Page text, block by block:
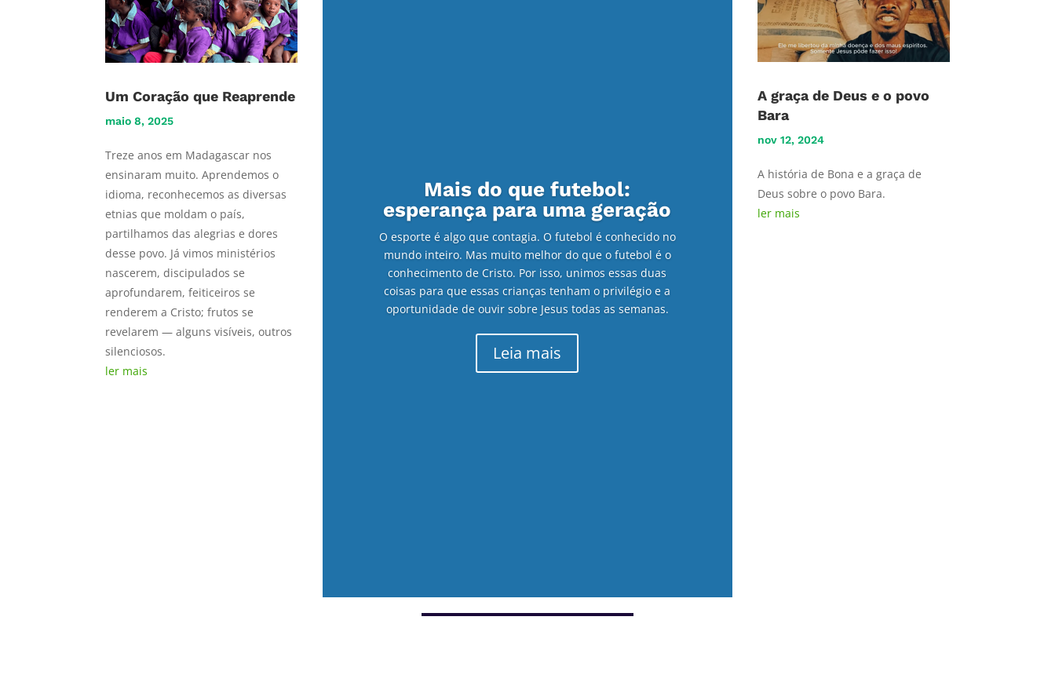
Um Coração que Reaprende
maio 8, 2025
Treze anos em Madagascar nos
ensinaram muito. Aprendemos o
idioma, reconhecemos as diversas
etnias que moldam o país,
partilhamos das alegrias e dores
desse povo. Já vimos ministérios
nascerem, discipulados se
aprofundarem, feiticeiros se
renderem a Cristo; frutos se
revelarem — alguns visíveis, outros
silenciosos.
ler mais
Mais do que futebol:
esperança para uma geração
O esporte é algo que contagia. O futebol é conhecido no
mundo inteiro. Mas muito melhor do que o futebol é o
conhecimento de Cristo. Por isso, unimos essas duas
coisas para que essas crianças tenham o privilégio e a
oportunidade de ouvir sobre Jesus todas as semanas.
Leia mais
A graça de Deus e o povo
Bara
nov 12, 2024
A história de Bona e a graça de
Deus sobre o povo Bara.
ler mais